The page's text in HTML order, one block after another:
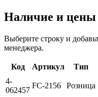
Наличие и цены
Выберите строку и
менеджера.
Код Артикул Тип
4-
062457
FC-2156 Розница